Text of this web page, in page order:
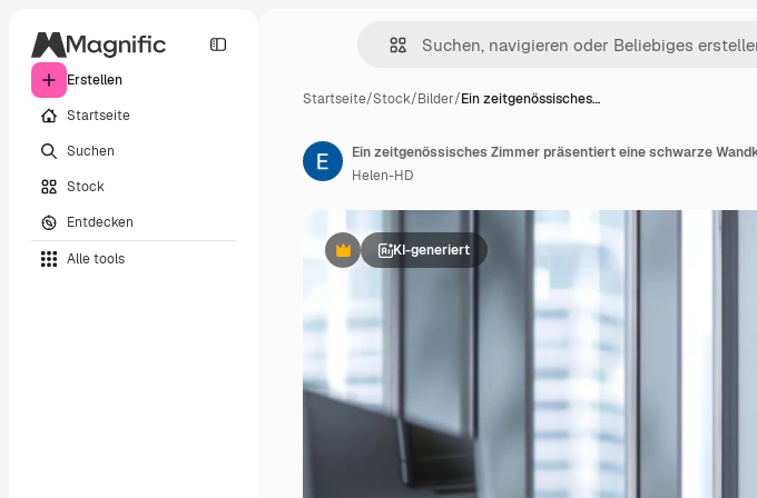
Erstellen
Startseite
Suchen
Stock
Entdecken
Alle tools
Startseite/Stock/Bilder/Ein zeitgenössisches…
PremiumKI-generiert
Helen-HD